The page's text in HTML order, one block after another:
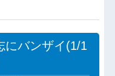
にバンザイ(1/1